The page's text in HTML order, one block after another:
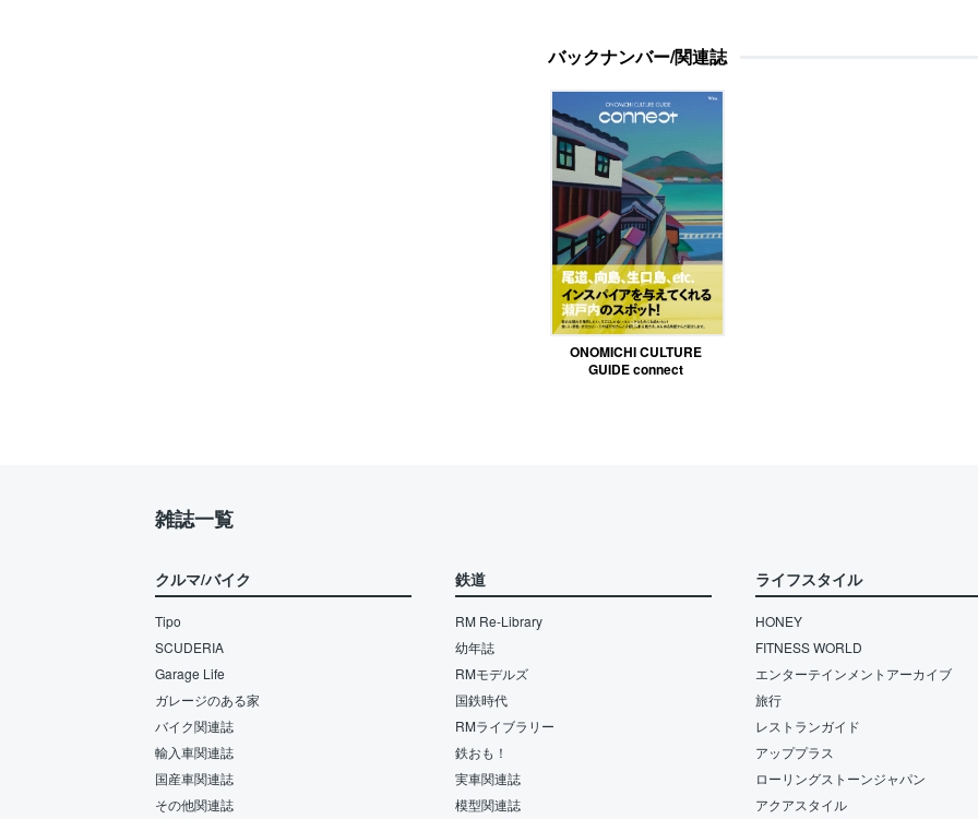
バックナンバー/関連誌
ONOMICHI CULTURE
GUIDE connect
雑誌一覧
クルマ/バイク
Tipo
SCUDERIA
Garage Life
ガレージのある家
バイク関連誌
輸入車関連誌
国産車関連誌
その他関連誌
鉄道
RM Re-Library
幼年誌
RMモデルズ
国鉄時代
RMライブラリー
鉄おも！
実車関連誌
模型関連誌
ライフスタイル
HONEY
FITNESS WORLD
エンターテインメントアーカイブ
旅行
レストランガイド
アッププラス
ローリングストーンジャパン
アクアスタイル